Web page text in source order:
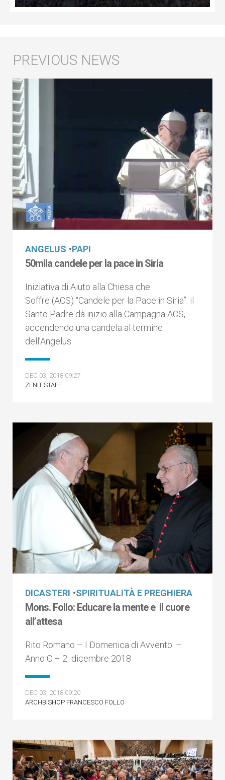
ANGELUS •PAPI
50mila candele per la pace in Siria
Iniziativa di Aiuto alla Chiesa che
Soffre (ACS) “Candele per la Pace in Siria”: il
Santo Padre dà inizio alla Campagna ACS,
accendendo una candela al termine
dell’Angelus
DEC 03, 2018 09:27
ZENIT STAFF
DICASTERI •SPIRITUALITÀ E PREGHIERA
Mons. Follo: Educare la mente e il cuore
all’attesa
Rito Romano – I Domenica di Avvento. –
Anno C – 2 dicembre 2018
DEC 03, 2018 09:20
ARCHBISHOP FRANCESCO FOLLO